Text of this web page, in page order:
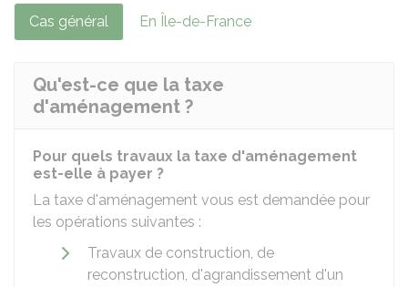
Cas général En Île-de-France
Qu'est-ce que la taxe
d'aménagement ?
Pour quels travaux la taxe d'aménagement
est-elle à payer ?
La taxe d'aménagement vous est demandée pour
les opérations suivantes :
Travaux de construction, de
reconstruction, d'agrandissement d'un